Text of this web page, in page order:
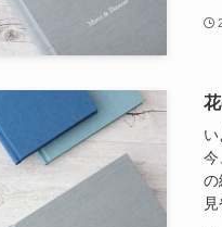
今
の